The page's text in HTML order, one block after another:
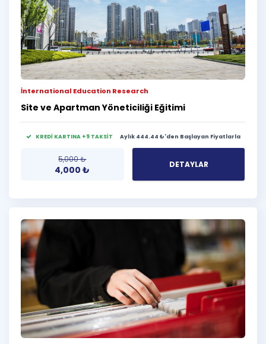
İnternational Education Research
Site ve Apartman Yöneticiliği Eğitimi
KREDİ KARTINA +9 TAKSİT Aylık 444.44 ₺'den Başlayan Fiyatlarla
5,000₺
4,000₺ DETAYLAR